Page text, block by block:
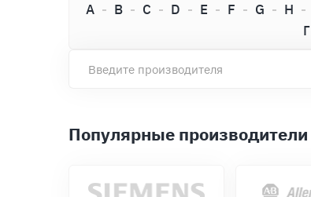
A B C D E F G H
Г
Популярные производители